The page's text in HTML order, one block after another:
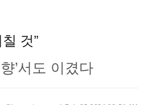
것”
’서도 이겼다